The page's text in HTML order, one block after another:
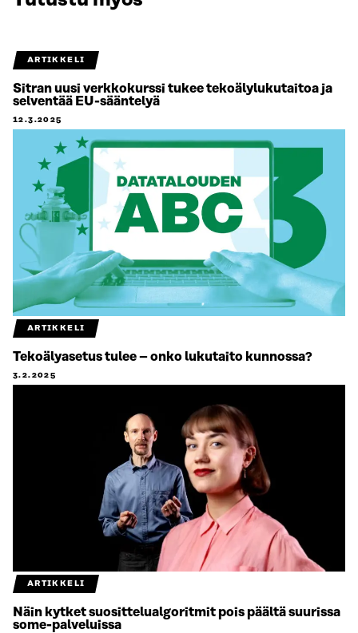
ARTIKKELI
Sitran uusi verkkokurssi tukee tekoälylukutaitoa ja
selventää EU-sääntelyä
12.3.2025
ARTIKKELI
Tekoälyasetus tulee – onko lukutaito kunnossa?
3.2.2025
ARTIKKELI
Näin kytket suosittelualgoritmit pois päältä suurissa
some-palveluissa